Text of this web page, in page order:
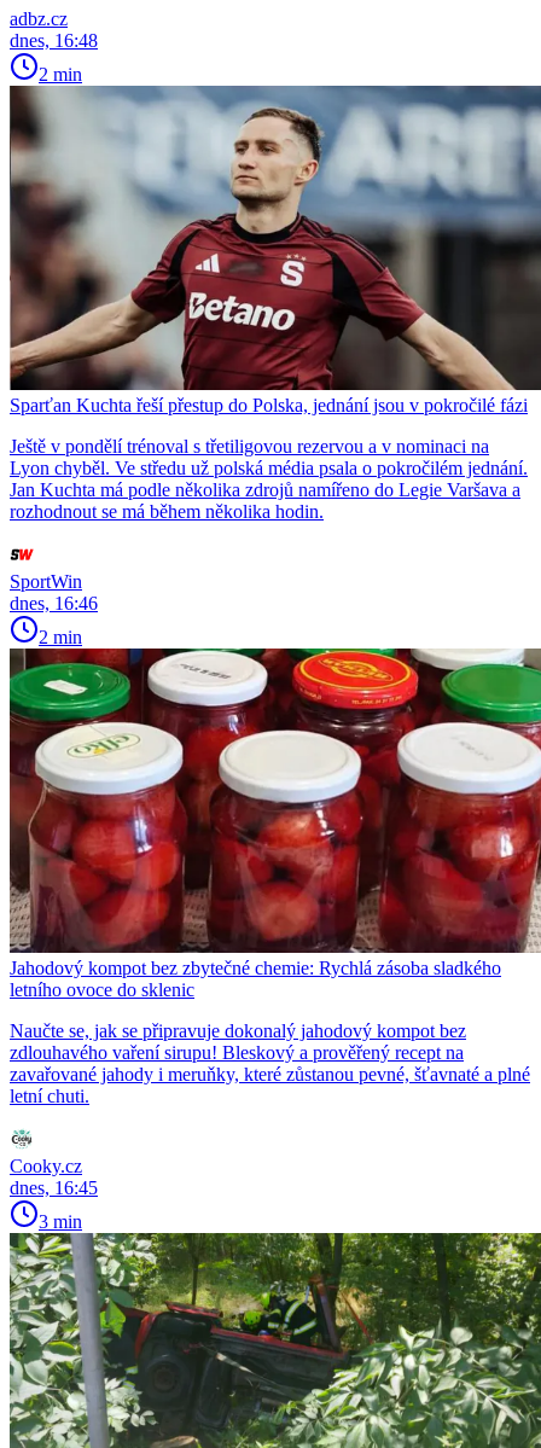
adbz.cz
dnes, 16:48
2 min
Sparťan Kuchta řeší přestup do Polska, jednání jsou v pokročilé fázi
Ještě v pondělí trénoval s třetiligovou rezervou a v nominaci na
Lyon chyběl. Ve středu už polská média psala o pokročilém jednání.
Jan Kuchta má podle několika zdrojů namířeno do Legie Varšava a
rozhodnout se má během několika hodin.
SportWin
dnes, 16:46
2 min
Jahodový kompot bez zbytečné chemie: Rychlá zásoba sladkého
letního ovoce do sklenic
Naučte se, jak se připravuje dokonalý jahodový kompot bez
zdlouhavého vaření sirupu! Bleskový a prověřený recept na
zavařované jahody i meruňky, které zůstanou pevné, šťavnaté a plné
letní chuti.
Cooky.cz
dnes, 16:45
3 min